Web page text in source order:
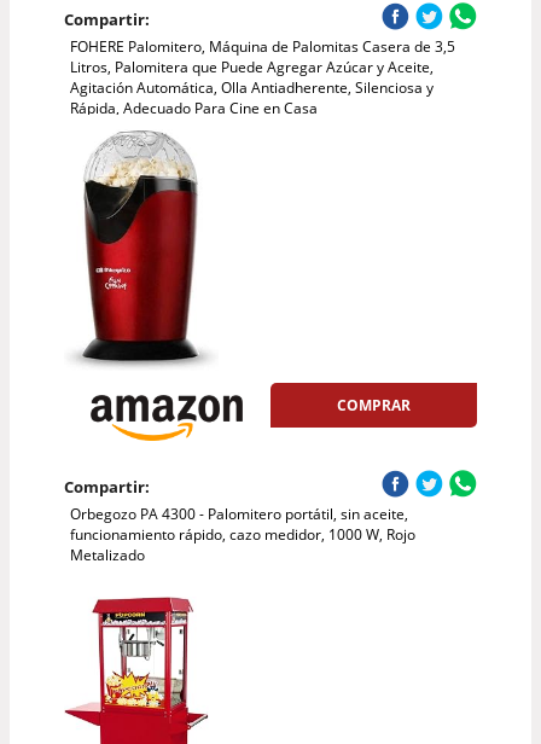
Compartir:
FOHERE Palomitero, Máquina de Palomitas Casera de 3,5
Litros, Palomitera que Puede Agregar Azúcar y Aceite,
Agitación Automática, Olla Antiadherente, Silenciosa y
Rápida, Adecuado Para Cine en Casa
COMPRAR
Compartir:
Orbegozo PA 4300 - Palomitero portátil, sin aceite,
funcionamiento rápido, cazo medidor, 1000 W, Rojo
Metalizado